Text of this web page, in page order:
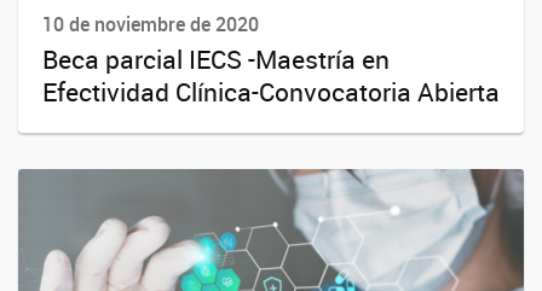
10 de noviembre de 2020
Beca parcial IECS -Maestría en
Efectividad Clínica-Convocatoria Abierta